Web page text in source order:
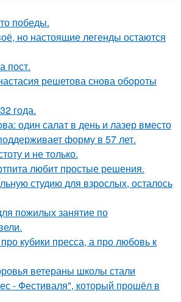
победы.
но настоящие легенды остаются
пост.
решетова снова обороты
года.
один салат в день и лазер вместо
форму в 57 лет.
и не только.
любит простые решения.
студию для взрослых, осталось
пожилых занятие по
кубики пресса, а про любовь к
ветераны школы стали
- Фестиваля", который прошёл в